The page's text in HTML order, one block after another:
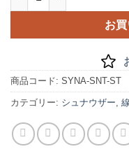
お
商品コード: SYNA-SNT-ST
カテゴリー: シュナウザー,